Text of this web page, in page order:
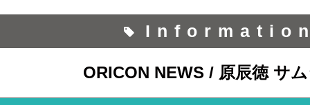
ORICON NEWS / 原辰徳 サ